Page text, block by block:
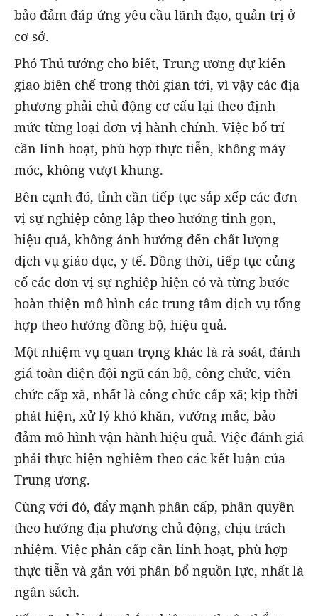
bảo đảm đáp ứng yêu cầu lãnh đạo, quản trị ở
cơ sở.
Phó Thủ tướng cho biết, Trung ương dự kiến
giao biên chế trong thời gian tới, vì vậy các địa
phương phải chủ động cơ cấu lại theo định
mức từng loại đơn vị hành chính. Việc bố trí
cần linh hoạt, phù hợp thực tiễn, không máy
móc, không vượt khung.
Bên cạnh đó, tỉnh cần tiếp tục sắp xếp các đơn
vị sự nghiệp công lập theo hướng tinh gọn,
hiệu quả, không ảnh hưởng đến chất lượng
dịch vụ giáo dục, y tế. Đồng thời, tiếp tục củng
cố các đơn vị sự nghiệp hiện có và từng bước
hoàn thiện mô hình các trung tâm dịch vụ tổng
hợp theo hướng đồng bộ, hiệu quả.
Một nhiệm vụ quan trọng khác là rà soát, đánh
giá toàn diện đội ngũ cán bộ, công chức, viên
chức cấp xã, nhất là công chức cấp xã; kịp thời
phát hiện, xử lý khó khăn, vướng mắc, bảo
đảm mô hình vận hành hiệu quả. Việc đánh giá
phải thực hiện nghiêm theo các kết luận của
Trung ương.
Cùng với đó, đẩy mạnh phân cấp, phân quyền
theo hướng địa phương chủ động, chịu trách
nhiệm. Việc phân cấp cần linh hoạt, phù hợp
thực tiễn và gắn với phân bổ nguồn lực, nhất là
ngân sách.